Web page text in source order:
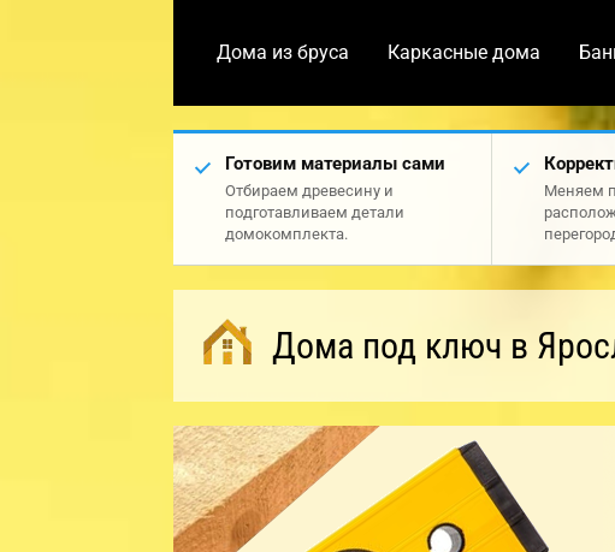
Дома из бруса Каркасные дома
Готовим материалы сами
Отбираем древесину и
подготавливаем детали
домокомплекта.
Меняем
Дома под ключ в